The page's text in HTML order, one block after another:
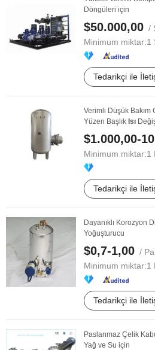
Döngüleri için
$50.000,00 /
Minimum miktar:1
Tedarikçi ile
Verimli Düşük Bakım
Yüzen Başlık Isı
$1.000,00-
Minimum miktar:1
Tedarikçi ile
Dayanıklı Korozyon
Yoğuşturucu
$0,7-1,00 /
Minimum miktar:1
Tedarikçi ile
Paslanmaz Çelik
Yağ ve Su için